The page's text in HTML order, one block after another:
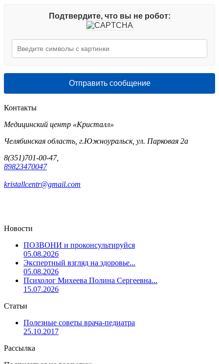
Подтвердите, что вы не робот:
Отправить сообщение
Контакты
Медицинский центр «Кристалл»
Челябинская область, г.Южноуральск, ул. Парковая 2а
8(351)701-00-47,
89823470047
kristallcentr@gmail.com
Новости
ПОЗВОНИ и проконсультируйся
05.08.2026
Экспертный взгляд на здоровье...
05.08.2026
Психолог Михеева Полина Сергеевна...
15.07.2026
Статьи
Полезные советы врача-педиатра
25.10.2017
Рассылка